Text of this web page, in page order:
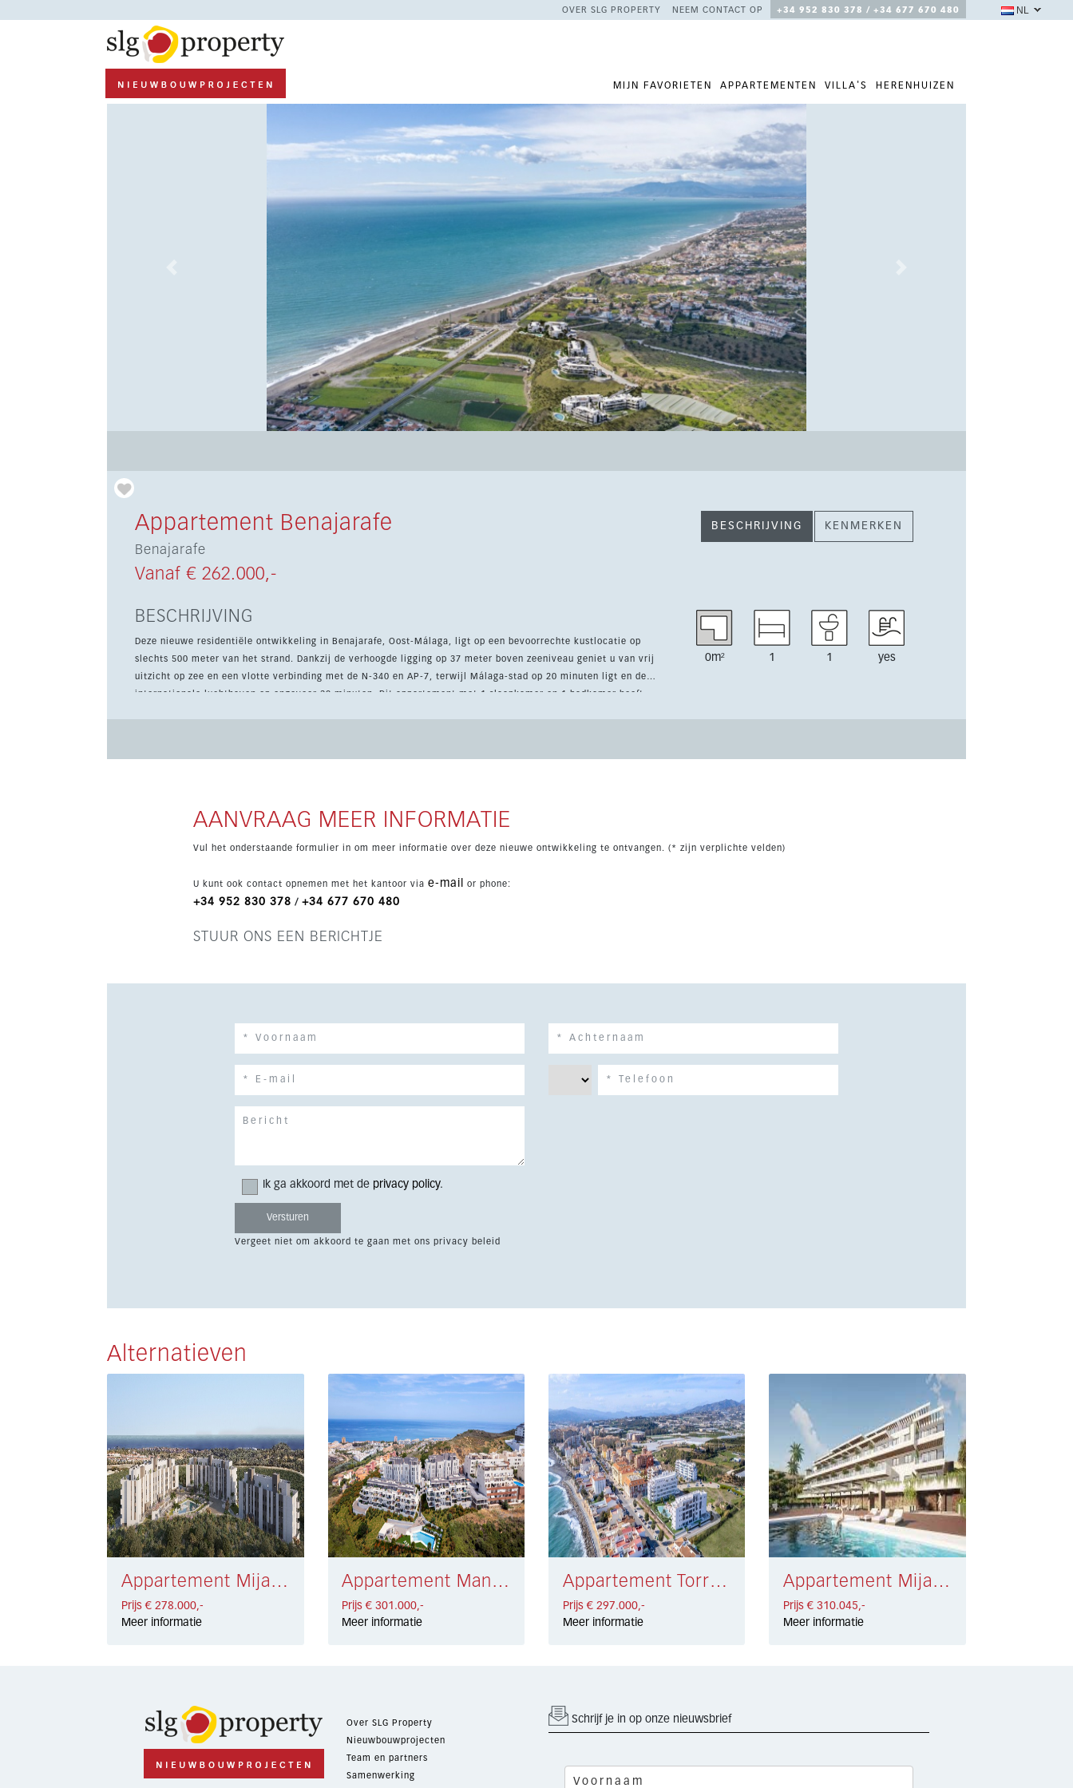
OVER SLG PROPERTY NEEM CONTACT OP +34 952 830 378 / +34 677 670 480
MIJN FAVORIETEN APPARTEMENTEN VILLA'S HERENHUIZEN
NL
Appartement Benajarafe
Benajarafe
Vanaf € 262.000,-
BESCHRIJVING KENMERKEN
BESCHRIJVING
Deze nieuwe residentiële ontwikkeling in Benajarafe, Oost-Málaga, ligt op een bevoorrechte kustlocatie op
slechts 500 meter van het strand. Dankzij de verhoogde ligging op 37 meter boven zeeniveau geniet u van vrij
uitzicht op zee en een vlotte verbinding met de N-340 en AP-7, terwijl Málaga-stad op 20 minuten ligt en de
internationale luchthaven op ongeveer 30 minuten. Dit appartement met 1 slaapkamer en 1 badkamer heeft
0m² 1 1 yes
AANVRAAG MEER INFORMATIE
Vul het onderstaande formulier in om meer informatie over deze nieuwe ontwikkeling te ontvangen. (* zijn verplichte velden)
U kunt ook contact opnemen met het kantoor via e-mail or phone:
+34 952 830 378 / +34 677 670 480
STUUR ONS EEN BERICHTJE
Ik ga akkoord met de privacy policy.
Vergeet niet om akkoord te gaan met ons privacy beleid
Alternatieven
Appartement Mijas € 278.000,-
Prijs € 278.000,-
Meer informatie
Appartement Manilva € 301.000,-
Prijs € 301.000,-
Meer informatie
Appartement Torrox Costa € 297.000,-
Prijs € 297.000,-
Meer informatie
Appartement Mijas Costa € 310.045,-
Prijs € 310.045,-
Meer informatie
Over SLG Property
Nieuwbouwprojecten
Team en partners
Samenwerking
Schrijf je in op onze nieuwsbrief